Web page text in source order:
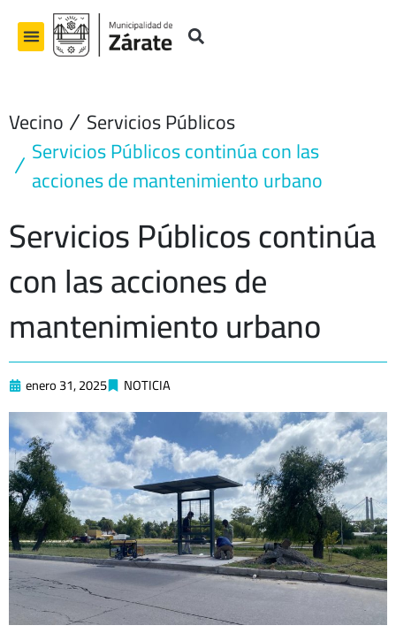
contenido
Vecino Servicios Públicos
Servicios Públicos continúa con las
acciones de mantenimiento urbano
Servicios Públicos continúa
con las acciones de
mantenimiento urbano
enero 31, 2025 NOTICIA